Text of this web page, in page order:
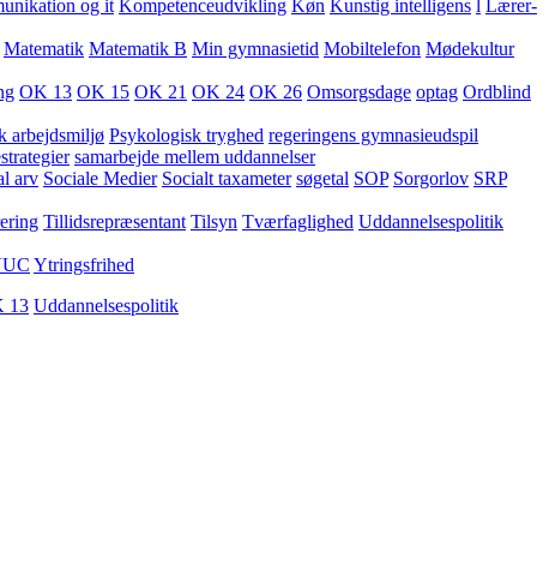
og it Kompetenceudvikling Køn Kunstig intelligens l Lærer-
Matematik Matematik B Min gymnasietid Mobiltelefon Mødekultur
OK 13 OK 15 OK 21 OK 24 OK 26 Omsorgsdage optag Ordblind
arbejdsmiljø Psykologisk tryghed regeringens gymnasieudspil
samarbejde mellem uddannelser
arv Sociale Medier Socialt taxameter søgetal SOP Sorgorlov SRP
Tillidsrepræsentant Tilsyn Tværfaglighed Uddannelsespolitik
Ytringsfrihed
13 Uddannelsespolitik